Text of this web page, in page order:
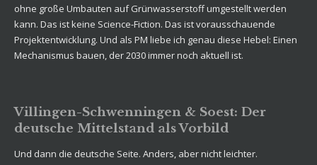
ohne große Umbauten auf Grünwasserstoff umgestellt werden
kann. Das ist keine Science-Fiction. Das ist vorausschauende
Projektentwicklung. Und als PM liebe ich genau diese Hebel: Einen
Mechanismus bauen, der 2030 immer noch aktuell ist.
Villingen-Schwenningen & Soest: Der
deutsche Mittelstand als Vorbild
Und dann die deutsche Seite. Anders, aber nicht leichter.